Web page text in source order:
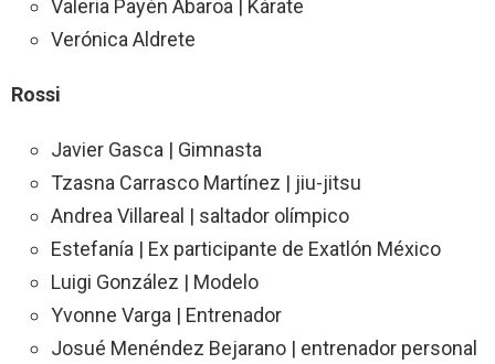
Valeria Payén Abaroa | Kárate
Verónica Aldrete
Rossi
Javier Gasca | Gimnasta
Tzasna Carrasco Martínez | jiu-jitsu
Andrea Villareal | saltador olímpico
Estefanía | Ex participante de Exatlón México
Luigi González | Modelo
Yvonne Varga | Entrenador
Josué Menéndez Bejarano | entrenador personal